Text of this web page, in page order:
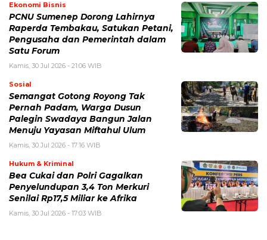
Ekonomi Bisnis
PCNU Sumenep Dorong Lahirnya
Raperda Tembakau, Satukan Petani,
Pengusaha dan Pemerintah dalam
Satu Forum
Kamis, 30 Jul 2026 - 21:06 WIB
Sosial
Semangat Gotong Royong Tak
Pernah Padam, Warga Dusun
Palegin Swadaya Bangun Jalan
Menuju Yayasan Miftahul Ulum
Kamis, 30 Jul 2026 - 17:16 WIB
Hukum & Kriminal
Bea Cukai dan Polri Gagalkan
Penyelundupan 3,4 Ton Merkuri
Senilai Rp17,5 Miliar ke Afrika
Kamis, 30 Jul 2026 - 17:03 WIB